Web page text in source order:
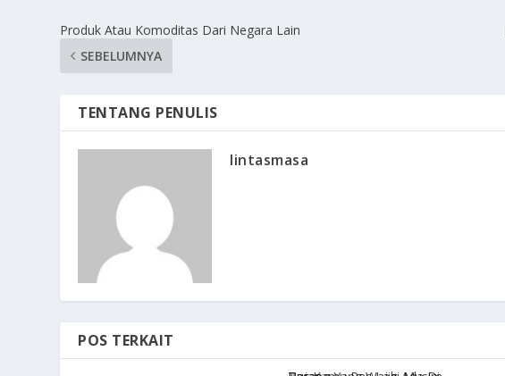
Produk Atau Komoditas Dari Negara Lain
SEBELUMNYA
TENTANG PENULIS
lintasmasa
POS TERKAIT